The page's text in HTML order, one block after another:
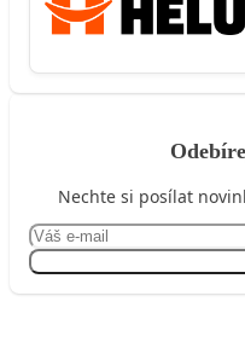
Nechte si posílat